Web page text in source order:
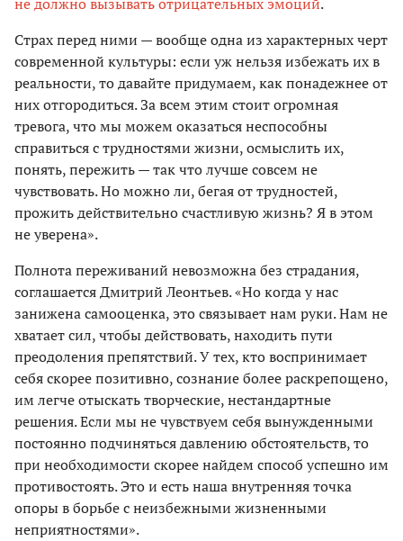
Страх перед ними — вообще одна из характерных черт
современной культуры: если уж нельзя избежать их в
реальности, то давайте придумаем, как понадежнее от
них отгородиться. За всем этим стоит огромная
тревога, что мы можем оказаться неспособны
справиться с трудностями жизни, осмыслить их,
понять, пережить — так что лучше совсем не
чувствовать. Но можно ли, бегая от трудностей,
прожить действительно счастливую жизнь? Я в этом
не уверена».
Полнота переживаний невозможна без страдания,
соглашается Дмитрий Леонтьев. «Но когда у нас
занижена самооценка, это связывает нам руки. Нам не
хватает сил, чтобы действовать, находить пути
преодоления препятствий. У тех, кто воспринимает
себя скорее позитивно, сознание более раскрепощено,
им легче отыскать творческие, нестандартные
решения. Если мы не чувствуем себя вынужденными
постоянно подчиняться давлению обстоятельств, то
при необходимости скорее найдем способ успешно им
противостоять. Это и есть наша внутренняя точка
опоры в борьбе с неизбежными жизненными
неприятностями».